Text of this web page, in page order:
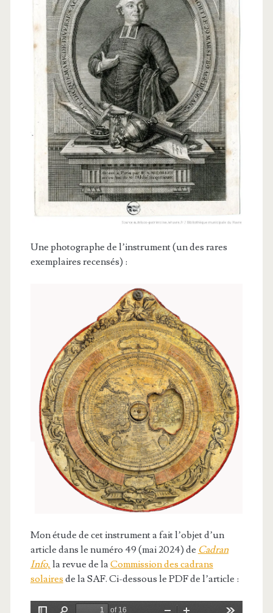
Une photographe de l’instrument (un des rares
exemplaires recensés) :
Mon étude de cet instrument a fait l’objet d’un
article dans le numéro 49 (mai 2024) de Cadran
Info, la revue de laCommission des cadrans
solaires de la SAF. Ci-dessous le PDF de l’article :